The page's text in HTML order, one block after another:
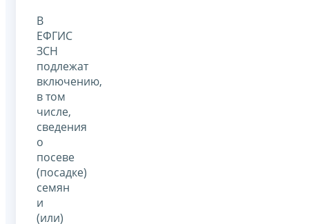
В
ЕФГИС
ЗСН
подлежат
включению,
в том
числе,
сведения
о
посеве
(посадке)
семян
и
(или)